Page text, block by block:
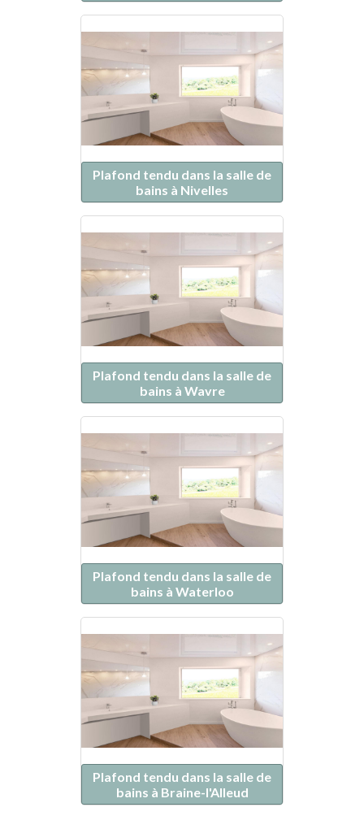
Plafond tendu dans la salle de
bains à Nivelles
Plafond tendu dans la salle de
bains à Wavre
Plafond tendu dans la salle de
bains à Waterloo
Plafond tendu dans la salle de
bains à Braine-l'Alleud